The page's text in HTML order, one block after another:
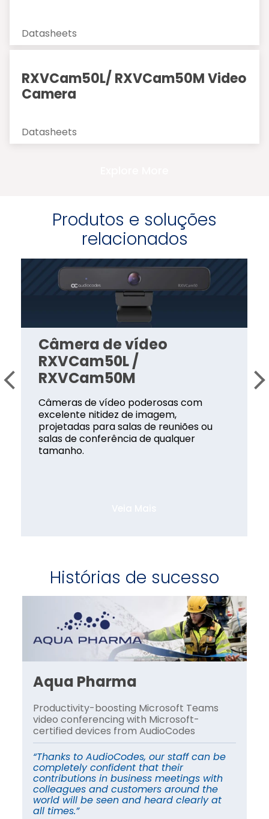
Datasheets
RXVCam50L/ RXVCam50M Video
Camera
Datasheets
Produtos e soluções
relacionados
Câmera de vídeo
RXVCam50L /
RXVCam50M
Câmeras de vídeo poderosas com
excelente nitidez de imagem,
projetadas para salas de reuniões ou
salas de conferência de qualquer
tamanho.
Histórias de sucesso
Aqua Pharma
Productivity-boosting Microsoft Teams
video conferencing with Microsoft-
certified devices from AudioCodes
“Thanks to AudioCodes, our staff can be
completely confident that their
contributions in business meetings with
colleagues and customers around the
world will be seen and heard clearly at
all times.”